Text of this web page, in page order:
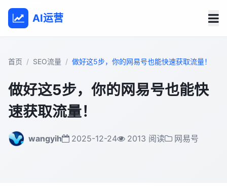
AI运营
首页 SEO流量 做好这5步，你的网易号也能快速获取流量！
做好这5步，你的网易号也能快
速获取流量！
wangyih 2025-12-24 2013 阅读 网易号